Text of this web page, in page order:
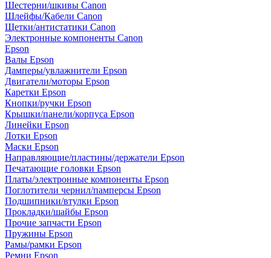
Шестерни/шкивы Canon
Шлейфы/Кабели Canon
Щетки/антистатики Canon
Электронные компоненты Canon
Epson
Валы Epson
Дамперы/увлажнители Epson
Двигатели/моторы Epson
Каретки Epson
Кнопки/ручки Epson
Крышки/панели/корпуса Epson
Линейки Epson
Лотки Epson
Маски Epson
Направляющие/пластины/держатели Epson
Печатающие головки Epson
Платы/электронные компоненты Epson
Поглотители чернил/памперсы Epson
Подшипники/втулки Epson
Прокладки/шайбы Epson
Прочие запчасти Epson
Пружины Epson
Рамы/рамки Epson
Ремни Epson